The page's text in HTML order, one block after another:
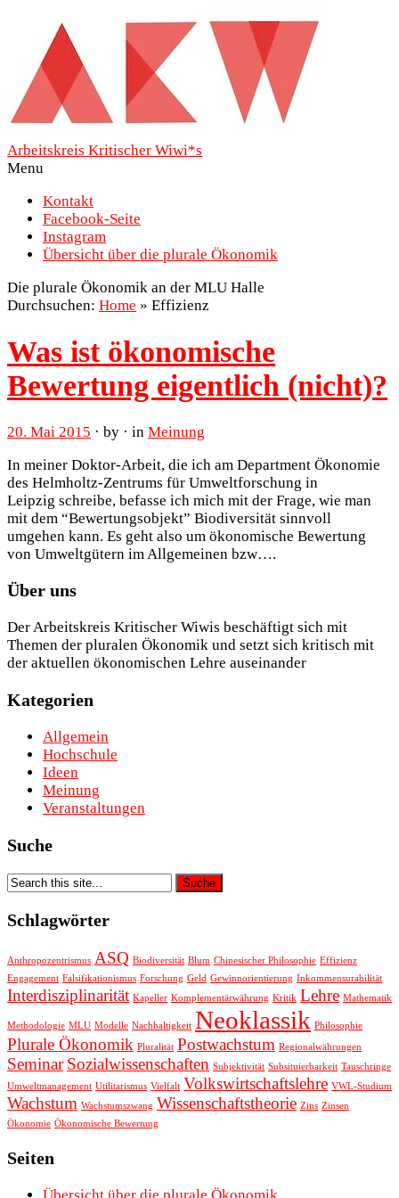
Arbeitskreis Kritischer Wiwi*s
Menu
Kontakt
Facebook-Seite
Instagram
Übersicht über die plurale Ökonomik
Die plurale Ökonomik an der MLU Halle
Durchsuchen: Home » Effizienz
Was ist ökonomische
Bewertung eigentlich (nicht)?
20. Mai 2015 · by · in Meinung
In meiner Doktor-Arbeit, die ich am Department Ökonomie
des Helmholtz-Zentrums für Umweltforschung in
Leipzig schreibe, befasse ich mich mit der Frage, wie man
mit dem “Bewertungsobjekt” Biodiversität sinnvoll
umgehen kann. Es geht also um ökonomische Bewertung
von Umweltgütern im Allgemeinen bzw….
Über uns
Der Arbeitskreis Kritischer Wiwis beschäftigt sich mit
Themen der pluralen Ökonomik und setzt sich kritisch mit
der aktuellen ökonomischen Lehre auseinander
Kategorien
Allgemein
Hochschule
Ideen
Meinung
Veranstaltungen
Suche
Schlagwörter
Anthropozentrismus ASQ Biodiversität Blum Chinesischer Philosophie Effizienz
Engagement Falsifikationismus Forschung Geld Gewinnorientierung Inkommensurabilität
Interdisziplinarität Kapeller Komplementärwährung Kritik Lehre Mathematik
Methodologie MLU Modelle Nachhaltigkeit Neoklassik Philosophie
Plurale Ökonomik Pluralität Postwachstum Regionalwährungen
Seminar Sozialwissenschaften Subjektivität Subsituierbarkeit Tauschringe
Umweltmanagement Utilitarismus Vielfalt Volkswirtschaftslehre VWL-Studium
Wachstum Wachstumszwang Wissenschaftstheorie Zins Zinsen
Ökonomie Ökonomische Bewertung
Seiten